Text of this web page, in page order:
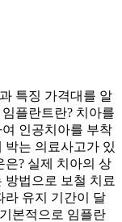
특징 가격대를 알
플란트란? 치아를
인공치아를 부착
박는 의료사고가 있
은? 실제 치아의 상
방법으로 보철 치료
라 유지 기간이 달
본적으로 임플란